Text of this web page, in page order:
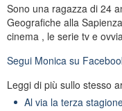
Sono una ragazza di 24
Geografiche alla
cinema , le serie tv e
Segui Monica su
Leggi di più sullo stesso
Al via la terza